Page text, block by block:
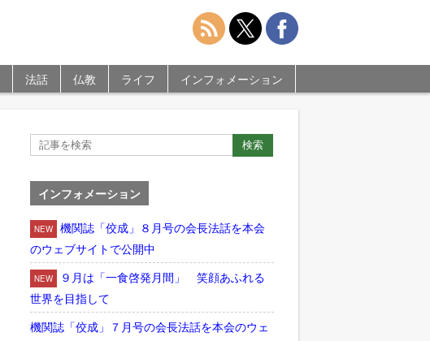
法話 仏教 ライフ インフォメーション
インフォメーション
NEW
機関誌「佼成」８月号の会長法話を本会
のウェブサイトで公開中
NEW
９月は「一食啓発月間」 笑顔あふれる
世界を目指して
機関誌「佼成」７月号の会長法話を本会のウェ